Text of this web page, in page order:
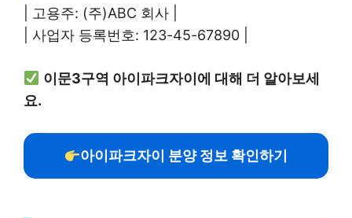
| 고용주: (주)ABC 회사 |
| 사업자 등록번호: 123-45-67890 |
이문3구역 아이파크자이에 대해 더 알아보세
요.
아이파크자이 분양 정보 확인하기